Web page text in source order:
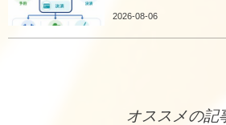
2026-08-06
オススメの記